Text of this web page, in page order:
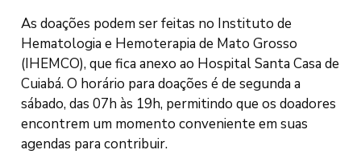
As doações podem ser feitas no Instituto de
Hematologia e Hemoterapia de Mato Grosso
(IHEMCO), que fica anexo ao Hospital Santa Casa de
Cuiabá. O horário para doações é de segunda a
sábado, das 07h às 19h, permitindo que os doadores
encontrem um momento conveniente em suas
agendas para contribuir.